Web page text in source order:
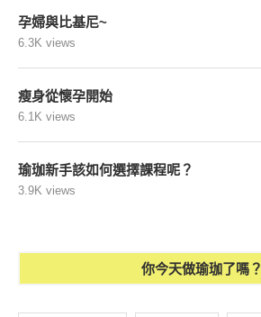
孕婦與比基尼~
6.3K views
瘦身從懷孕開始
6.1K views
瑜珈新手該如何選擇課程呢？
3.9K views
你今天做瑜珈了嗎？